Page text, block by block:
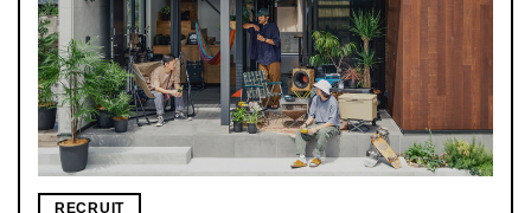
RECRUIT